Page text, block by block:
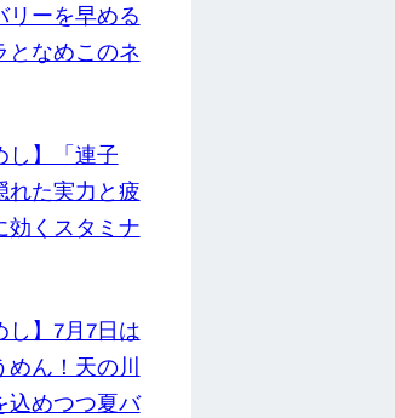
リーを早める
となめこのネ
し】「連子
れた実力と疲
効くスタミナ
し】7月7日は
めん！天の川
込めつつ夏バ